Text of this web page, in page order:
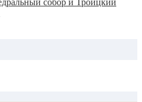
собор и Троицкий